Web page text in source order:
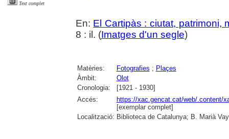
Text complet
En: El Cartipàs : ciutat, patrimoni,
8 : il. (Imatges d'un segle)
Matèries: Fotografies ; Plaçes
Àmbit:
Olot
Cronologia:
[1921 - 1930]
Accés:
https://xac.gencat.cat/web/.content/
[exemplar complet]
Localització: Biblioteca de Catalunya; B. Marià